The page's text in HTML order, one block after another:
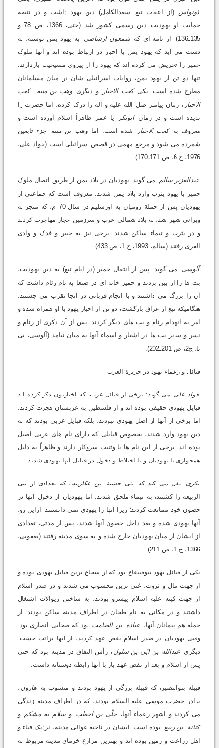
ذونواس
(از اعقاب تبع اسعدالکامل) دین یهود داشت و در نتیجة
حمایت او یهودیت دین رسمی کشور شد (حتی، 1366، ص 78 و
135ـ136). از نامه ای که
شمعون ارشاصی
به یهود یمن نوشته، به
دست می آید که یهود یمن با احبار در ارتباط بوده اند و آنها ملوک
حمیر را تحریض می کرده اند که یهود را از پیروی مسیحیت بازدارند.
تنها دو تن از یهود یمن، روایات اسرائیلی شان در میان مسلمانان
مطرح شده است: یکیکعب الاحبار و دیگری وهب بن منبه .کعب
الاحبار ، زمان پیامبر صل الله علیه و آله را درک کرده، اما حضرت را
ندیده است و در زمان ابوبکر یا عمر
ظاهراً اسلام آورده است و
معروف بهکعب الاحبار شده است. اما وهب بن منبه
جزء تابعین
شمرده می شود و مرجع مهمی در قصص اسرائیلی است (جواد علی،
1976، ج 6، ص 171ـ170).
عبدالعزیر سالم
می گوید: یهودیان در بلاد یمن از طریق اتصال ملوک
حمیر با یهود یثرب وارد بلاد یمن شدند. معروف است که جماعتی از
یهودیان پس از حملة رومیان به اورشلیم در سال 70 م، که منجر به
ویرانی شهر شد، به بلاد شمالی عرب و سرزمین حجاز مهاجرت کردند
و در یثرب و تیماء ساکن شدند. برخی نیز به خیبر و فدک و وادی
القری رفتند (سالم، 1993، ج 1، ص 433).
آلوسی
می گوید: پس از انتقال حمیر (در ایام تبع) به دین یهودیت،
بت ها را از بین بردند و حمیر خانه ای در صنعا به نام رئام داشت که
آن را بزرگ می داشتند و با انجام قربانی در آنجا تقرب می جستند.
هنگامیکه تبع از عراق بازگشت، دو تن از احبار یهود با او همراه شده و
امر به انهدام رئام و بت های دیگر کردند. پس از آن ذکری از رئام و
نسر و سایر بت ها در اشعار و اسماء آنها به میان نیامد (آلوسی، بی
تا، ج2، ص 201ـ202).
قبائل و زعماء یهود در جزیرة العرب
جواد علی می گوید: برخی از قبائل عرب، که اخباریون ذکر کرده اند
قبایل یهودی حقیقی بوده اند و از فلسطین به عربستان هجرت کردند.
اما برخی از آنها از اصل یهودی نبودند، بلکه قبایل عربی بودند که به
دین یهود وارد شدند، بخصوص قبایلی که دارای نام های عربی اصیل
بوده اند. برخی از این نام ها با وثنیت سروکار دارند و ظاهراً به دلیل
همجواری با یهودیان و یا اختلاط و دخول در قبایل آنها یهودی شدند.
بکری نقل می کند که بنی حشنة بن عکارمه ، که تعدادی از بنی
الربیعه را کشتند، به تیماء ملحق شدند. اما یهودیان از دخول آنها در
حصون خود ممانعت کردند؛ زیرا آنها را یهودی نمی دانستند. ازاین رو،
آنها یهودی شده و بعد داخل حصون آنها شدند، پس از مدتی، تعدادی
از ایشان از میان یهودیان خارج شده و به سوی مدینه رفتند (یعقوبی،
1366، ج 1، ص 211).
یکی از قبائل یهود بنوقینقاع بود که از شجاع ترین قبایل یهودی بوده و
از جهت مال و ثروت، غنی ترین محسوب می شدند و در صدر اسلام
از جهت کینه علیه اسلام پیشرو بودند، به ساختن زیوآلات اشتغال
داشتند و در مکانی به نام طحان در اطراف مدینه ساکن بودند. از
جمله هم پیمانان آنها، عبادة بن الصامت بود که صحابی انصاری بود.
وقتی یهودیان در صدر اسلام نقض عهد کردند، از آنها برائت جست.
دیگری عبدالله بن ابّی بن سلول ، رأس النفاق در مدینه بود که حتی
پس از اسلام و بعد از نقض عهد باز با آنها رابطه دوستانه داشت.
قبیله بنوالنضیر، که قبیله بزرگی از یهود بودند و منسوب به هارون ،
برادر حضرت موسی علیه السلام بودند، که در اطراف مدینه زندگی
می کردند و اشهر زعماء آنها، حلّی بن احطب و سلام به مشکم و
کنانة بن ربیع بوده است. ایشان در ناحیه عوالی مدینه، نزدیک قباء و
اهل زراعت و زمین بوده اند و بهترین مزارع خرمای مدینه مربوط به